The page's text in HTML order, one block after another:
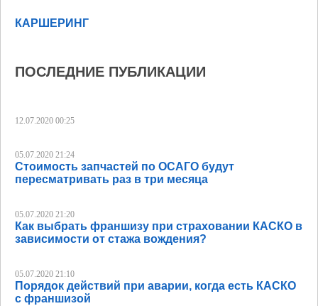
КАРШЕРИНГ
ПОСЛЕДНИЕ ПУБЛИКАЦИИ
12.07.2020 00:25
05.07.2020 21:24
Стоимость запчастей по ОСАГО будут
пересматривать раз в три месяца
05.07.2020 21:20
Как выбрать франшизу при страховании КАСКО в
зависимости от стажа вождения?
05.07.2020 21:10
Порядок действий при аварии, когда есть КАСКО
с франшизой